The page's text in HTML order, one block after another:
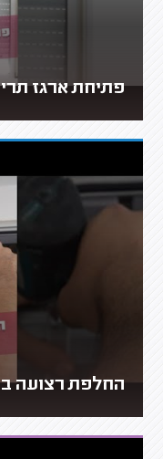
פתיחת ארגז
החלפת רצועה